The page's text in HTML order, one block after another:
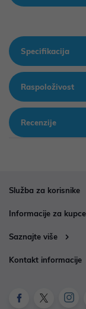
Specifikacija
Raspoloživost
Recenzije
Služba za korisnike
Informacije za kupce
Saznajte više
Kontakt informacije